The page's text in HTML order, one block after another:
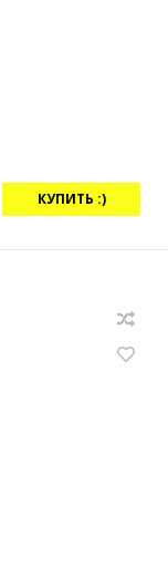
КУПИТЬ :)